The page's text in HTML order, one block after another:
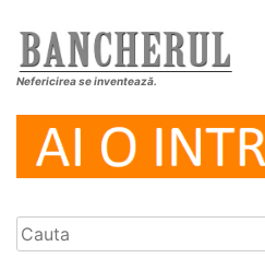
Nefericirea se inventează.